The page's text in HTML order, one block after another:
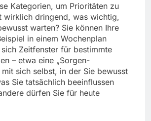
Kategorien, um Prioritäten zu
wirklich dringend, was wichtig,
warten? Sie können Ihre
in einem Wochenplan
Zeitfenster für bestimmte
– etwa eine „Sorgen-
mit sich selbst, in der Sie bewusst
Sie tatsächlich beeinflussen
dürfen Sie für heute